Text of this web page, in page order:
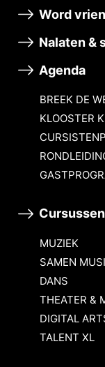
Word
Nalaten &
Agenda
BREEK DE
KLOOSTER
Cursussen
MUZIEK
SAMEN
DANS
THEATER &
DIGITAL
TALENT XL